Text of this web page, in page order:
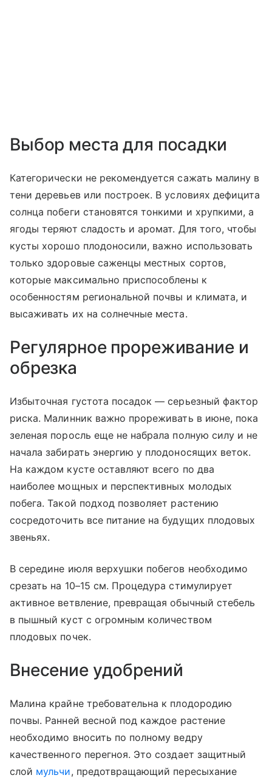
Выбор места для посадки
Категорически не рекомендуется сажать малину в
тени деревьев или построек. В условиях дефицита
солнца побеги становятся тонкими и хрупкими, а
ягоды теряют сладость и аромат. Для того, чтобы
кусты хорошо плодоносили, важно использовать
только здоровые саженцы местных сортов,
которые максимально приспособлены к
особенностям региональной почвы и климата, и
высаживать их на солнечные места.
Регулярное прореживание и
обрезка
Избыточная густота посадок — серьезный фактор
риска. Малинник важно прореживать в июне, пока
зеленая поросль еще не набрала полную силу и не
начала забирать энергию у плодоносящих веток.
На каждом кусте оставляют всего по два
наиболее мощных и перспективных молодых
побега. Такой подход позволяет растению
сосредоточить все питание на будущих плодовых
звеньях.
В середине июля верхушки побегов необходимо
срезать на 10–15 см. Процедура стимулирует
активное ветвление, превращая обычный стебель
в пышный куст с огромным количеством
плодовых почек.
Внесение удобрений
Малина крайне требовательна к плодородию
почвы. Ранней весной под каждое растение
необходимо вносить по полному ведру
качественного перегноя. Это создает защитный
слой мульчи, предотвращающий пересыхание